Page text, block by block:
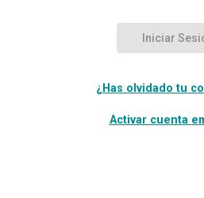
¿Has olvidado tu
Activar cuenta